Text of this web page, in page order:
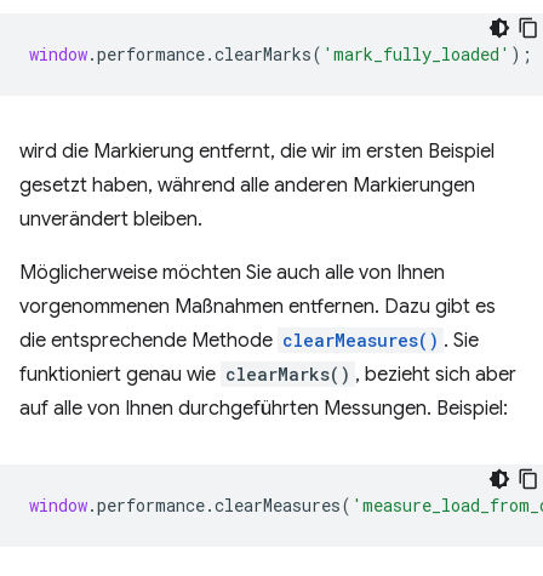
window.performance.clearMarks( 'mark_fully_loaded' );
wird die Markierung entfernt, die wir im ersten Beispiel
gesetzt haben, während alle anderen Markierungen
unverändert bleiben.
Möglicherweise möchten Sie auch alle von Ihnen
vorgenommenen Maßnahmen entfernen. Dazu gibt es
die entsprechende Methode clearMeasures() . Sie
funktioniert genau wie clearMarks() , bezieht sich aber
auf alle von Ihnen durchgeführten Messungen. Beispiel:
window.performance.clearMeasures(